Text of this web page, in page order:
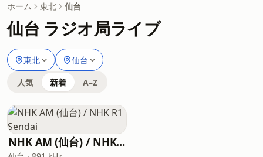
ホーム 東北 仙台
仙台 ラジオ局ライブ
東北 仙台
人気 新着 A–Z
NHK AM (仙台) / NHK R1 Sendai